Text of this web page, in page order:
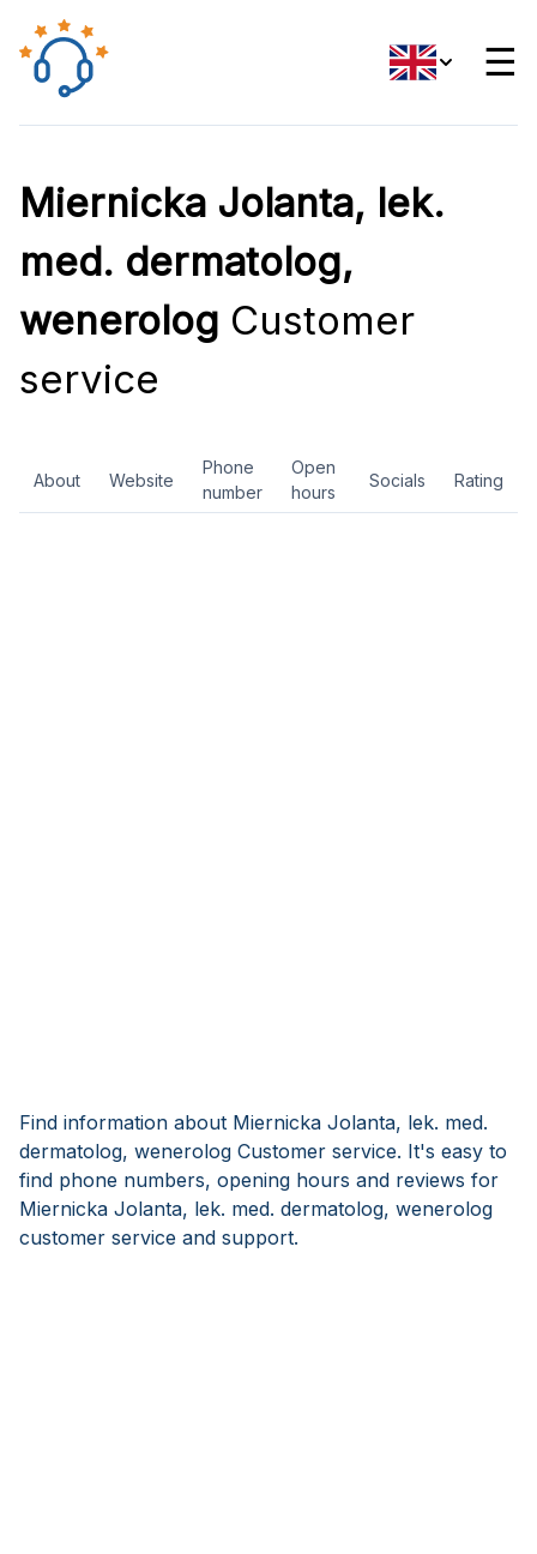
☰
Miernicka Jolanta, lek.
med. dermatolog,
wenerolog Customer
service
About Website
Phone
number
Open
hours
Socials Rating
Find information about Miernicka Jolanta, lek. med.
dermatolog, wenerolog Customer service. It's easy to
find phone numbers, opening hours and reviews for
Miernicka Jolanta, lek. med. dermatolog, wenerolog
customer service and support.